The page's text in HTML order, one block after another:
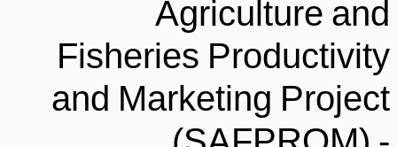
Agriculture
Fisheries
and Marketing